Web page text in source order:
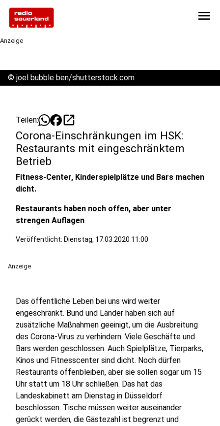
menu
Anzeige
© joel bubble ben/shutterstock.com
Teilen: open_in_new
Corona-Einschränkungen im HSK:
Restaurants mit eingeschränktem
Betrieb
Fitness-Center, Kinderspielplätze und Bars machen
dicht.
Restaurants haben noch offen, aber unter
strengen Auflagen
Veröffentlicht: Dienstag, 17.03.2020 11:00
Anzeige
Das öffentliche Leben bei uns wird weiter
engeschränkt. Bund und Länder haben sich auf
zusätzliche Maßnahmen geeinigt, um die Ausbreitung
des Corona-Virus zu verhindern. Viele Geschäfte und
Bars werden geschlossen. Auch Spielplätze, Tierparks,
Kinos und Fitnesscenter sind dicht. Noch dürfen
Restaurants offenbleiben, aber sie sollen sogar um 15
Uhr statt um 18 Uhr schließen. Das hat das
Landeskabinett am Dienstag in Düsseldorf
beschlossen. Tische müssen weiter auseinander
gerückt werden, die Gästezahl ist begrenzt und